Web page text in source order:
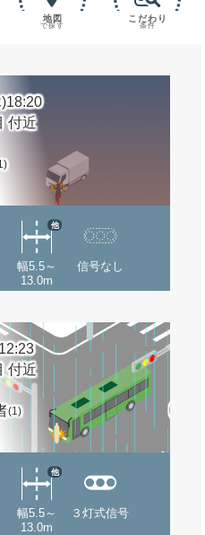
地図
で探す
こだわり
条件
付近
幅5.5～
13.0m
他
信号なし
付近
(1)
幅5.5～
13.0m
他
３灯式信号